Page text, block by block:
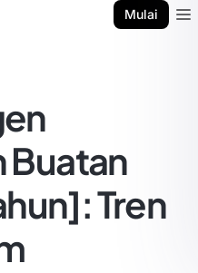
Mulai
Buatan
Tren